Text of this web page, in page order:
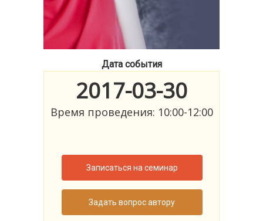
Дата события
2017-03-30
Время проведения: 10:00-12:00
Записаться на семинар
Задать вопрос автору